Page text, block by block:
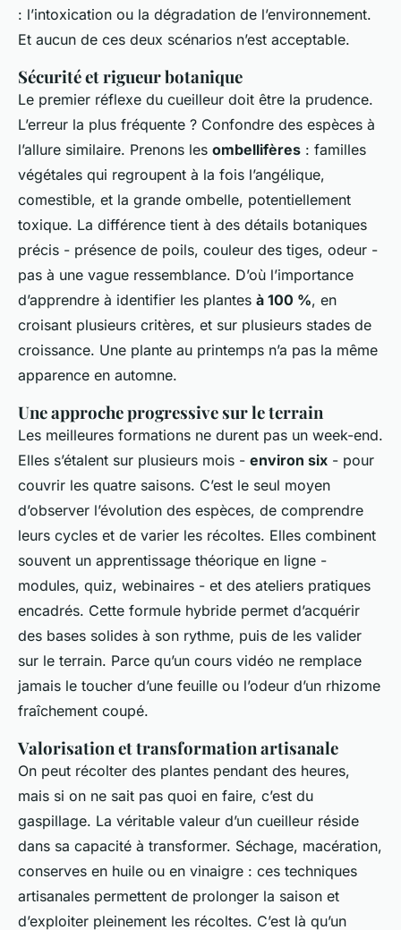
: l’intoxication ou la dégradation de l’environnement.
Et aucun de ces deux scénarios n’est acceptable.
Sécurité et rigueur botanique
Le premier réflexe du cueilleur doit être la prudence.
L’erreur la plus fréquente ? Confondre des espèces à
l’allure similaire. Prenons les ombellifères : familles
végétales qui regroupent à la fois l’angélique,
comestible, et la grande ombelle, potentiellement
toxique. La différence tient à des détails botaniques
précis - présence de poils, couleur des tiges, odeur -
pas à une vague ressemblance. D’où l’importance
d’apprendre à identifier les plantes à 100 %, en
croisant plusieurs critères, et sur plusieurs stades de
croissance. Une plante au printemps n’a pas la même
apparence en automne.
Une approche progressive sur le terrain
Les meilleures formations ne durent pas un week-end.
Elles s’étalent sur plusieurs mois - environ six - pour
couvrir les quatre saisons. C’est le seul moyen
d’observer l’évolution des espèces, de comprendre
leurs cycles et de varier les récoltes. Elles combinent
souvent un apprentissage théorique en ligne -
modules, quiz, webinaires - et des ateliers pratiques
encadrés. Cette formule hybride permet d’acquérir
des bases solides à son rythme, puis de les valider
sur le terrain. Parce qu’un cours vidéo ne remplace
jamais le toucher d’une feuille ou l’odeur d’un rhizome
fraîchement coupé.
Valorisation et transformation artisanale
On peut récolter des plantes pendant des heures,
mais si on ne sait pas quoi en faire, c’est du
gaspillage. La véritable valeur d’un cueilleur réside
dans sa capacité à transformer. Séchage, macération,
conserves en huile ou en vinaigre : ces techniques
artisanales permettent de prolonger la saison et
d’exploiter pleinement les récoltes. C’est là qu’un